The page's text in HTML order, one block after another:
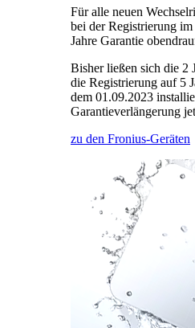
Für alle neuen
bei der Registrierung
Jahre Garantie
Bisher ließen sich die 2
die Registrierung auf 5
dem 01.09.2023
Garantieverlängerung
zu den Fronius-Geräten